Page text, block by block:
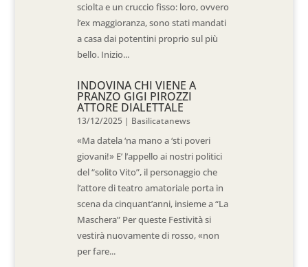
sciolta e un cruccio fisso: loro, ovvero
l’ex maggioranza, sono stati mandati
a casa dai potentini proprio sul più
bello. Inizio...
INDOVINA CHI VIENE A
PRANZO GIGI PIROZZI
ATTORE DIALETTALE
13/12/2025 | Basilicatanews
«Ma datela ‘na mano a ‘sti poveri
giovani!» E’ l’appello ai nostri politici
del “solito Vito”, il personaggio che
l’attore di teatro amatoriale porta in
scena da cinquant’anni, insieme a “La
Maschera” Per queste Festività si
vestirà nuovamente di rosso, «non
per fare...